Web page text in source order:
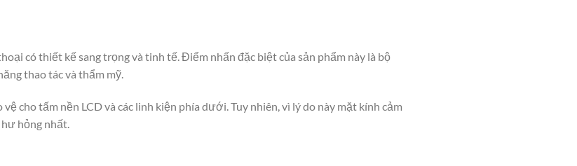
có thiết kế sang trọng và tinh tế. Điểm nhấn đặc biệt của sản phẩm này là bộ
thao tác và thẩm mỹ.
cho tấm nền LCD và các linh kiện phía dưới. Tuy nhiên, vì lý do này mặt kính cảm
hỏng nhất.